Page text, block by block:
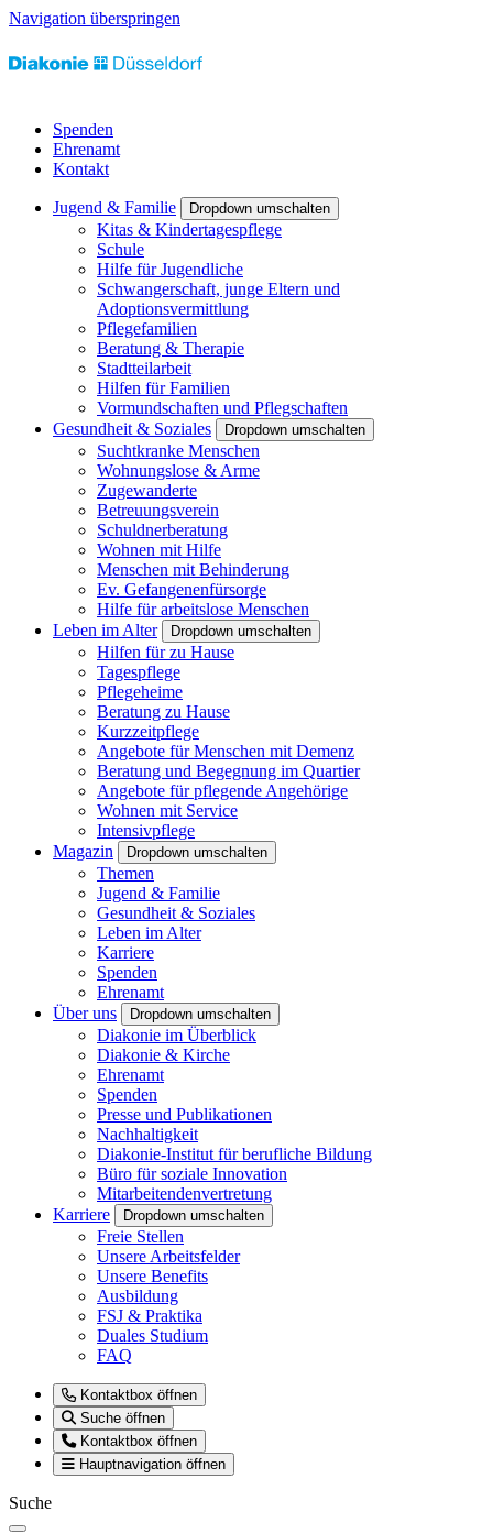
Navigation überspringen
Spenden
Ehrenamt
Kontakt
Jugend & Familie Dropdown umschalten
Kitas & Kindertagespflege
Schule
Hilfe für Jugendliche
Schwangerschaft, junge Eltern und
Adoptionsvermittlung
Pflegefamilien
Beratung & Therapie
Stadtteilarbeit
Hilfen für Familien
Vormundschaften und Pflegschaften
Gesundheit & Soziales
Dropdown umschalten
Suchtkranke Menschen
Wohnungslose & Arme
Zugewanderte
Betreuungsverein
Schuldnerberatung
Wohnen mit Hilfe
Menschen mit Behinderung
Ev. Gefangenenfürsorge
Hilfe für arbeitslose Menschen
Leben im Alter
Dropdown umschalten
Hilfen für zu Hause
Tagespflege
Pflegeheime
Beratung zu Hause
Kurzzeitpflege
Angebote für Menschen mit Demenz
Beratung und Begegnung im Quartier
Angebote für pflegende Angehörige
Wohnen mit Service
Intensivpflege
Magazin
Dropdown umschalten
Themen
Jugend & Familie
Gesundheit & Soziales
Leben im Alter
Karriere
Spenden
Ehrenamt
Über uns
Dropdown umschalten
Diakonie im Überblick
Diakonie & Kirche
Ehrenamt
Spenden
Presse und Publikationen
Nachhaltigkeit
Diakonie-Institut für berufliche Bildung
Büro für soziale Innovation
Mitarbeitendenvertretung
Karriere
Dropdown umschalten
Freie Stellen
Unsere Arbeitsfelder
Unsere Benefits
Ausbildung
FSJ & Praktika
Duales Studium
FAQ
Kontaktbox öffnen
Suche öffnen
Kontaktbox öffnen
Hauptnavigation öffnen
Suche